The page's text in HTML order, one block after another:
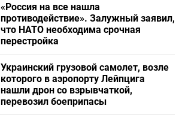
«Россия на все нашла
противодействие». Залужный заявил,
что НАТО необходима срочная
перестройка
Украинский грузовой самолет, возле
которого в аэропорту Лейпцига
нашли дрон со взрывчаткой,
перевозил боеприпасы